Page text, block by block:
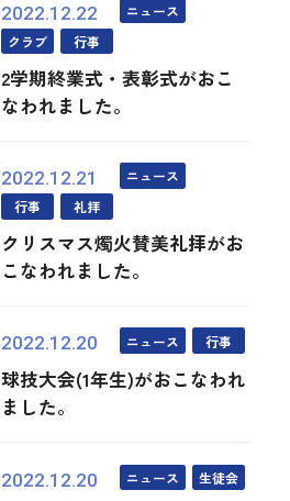
2022.12.22
ニュース
クラブ
行事
2学期終業式・表彰式がおこ
なわれました。
2022.12.21
ニュース
行事
礼拝
クリスマス燭火賛美礼拝がお
こなわれました。
2022.12.20 ニュース 行事
球技大会(1年生)がおこなわれ
ました。
2022.12.20 ニュース 生徒会